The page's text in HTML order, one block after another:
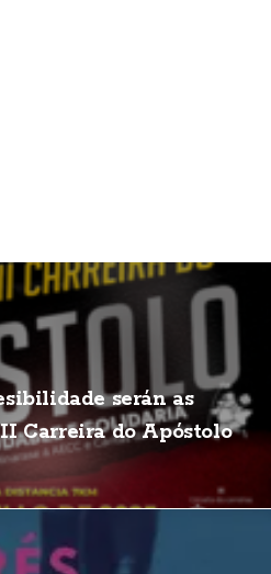
serán as
Carreira do Apóstolo